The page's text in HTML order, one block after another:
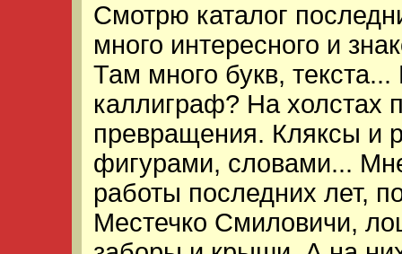
Смотрю каталог
много интересного и
Там много букв,
каллиграф? На холстах
превращения. Кляксы и
фигурами, словами...
работы последних лет,
Местечко Смиловичи,